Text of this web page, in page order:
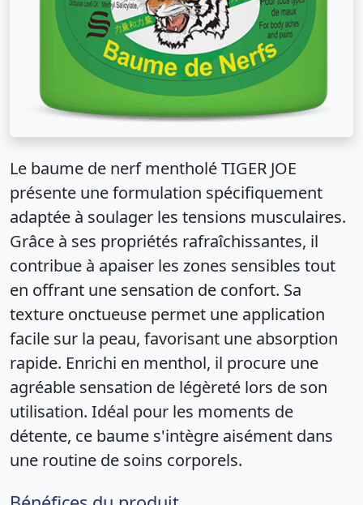
Le baume de nerf mentholé TIGER JOE
présente une formulation spécifiquement
adaptée à soulager les tensions musculaires.
Grâce à ses propriétés rafraîchissantes, il
contribue à apaiser les zones sensibles tout
en offrant une sensation de confort. Sa
texture onctueuse permet une application
facile sur la peau, favorisant une absorption
rapide. Enrichi en menthol, il procure une
agréable sensation de légèreté lors de son
utilisation. Idéal pour les moments de
détente, ce baume s'intègre aisément dans
une routine de soins corporels.